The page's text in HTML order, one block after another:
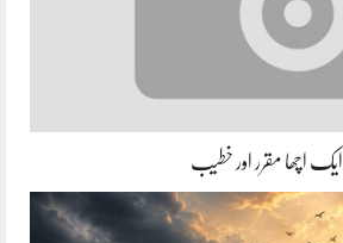
ایک اچھا مقرر اور خطیب